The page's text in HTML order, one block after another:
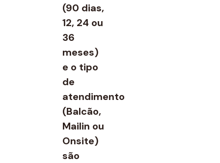
(90 dias,
12, 24 ou
36
meses)
e o tipo
de
atendimento
(Balcão,
Mailin ou
Onsite)
são